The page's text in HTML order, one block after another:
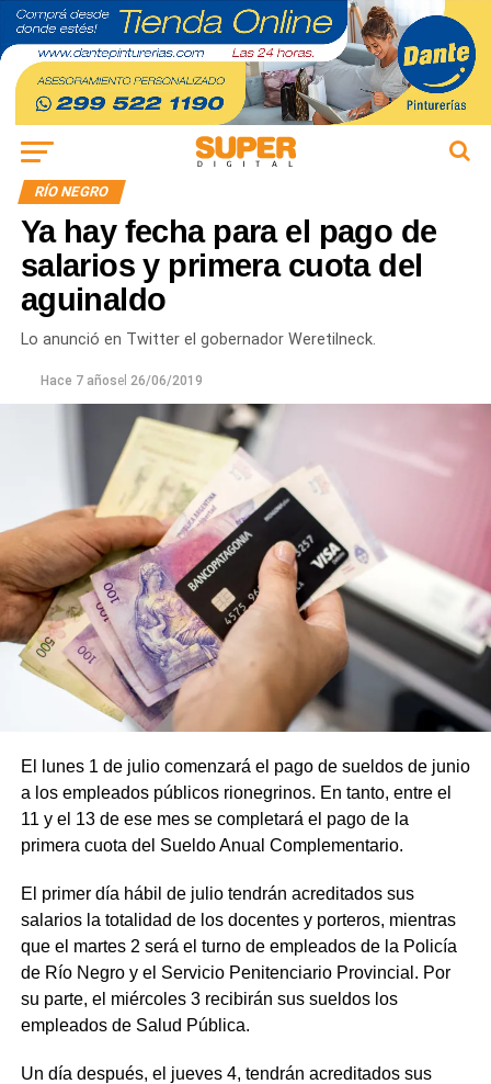
RÍO NEGRO
Ya hay fecha para el pago de
salarios y primera cuota del
aguinaldo
Lo anunció en Twitter el gobernador Weretilneck.
Hace 7 añosel 26/06/2019
El lunes 1 de julio comenzará el pago de sueldos de junio
a los empleados públicos rionegrinos. En tanto, entre el
11 y el 13 de ese mes se completará el pago de la
primera cuota del Sueldo Anual Complementario.
El primer día hábil de julio tendrán acreditados sus
salarios la totalidad de los docentes y porteros, mientras
que el martes 2 será el turno de empleados de la Policía
de Río Negro y el Servicio Penitenciario Provincial. Por
su parte, el miércoles 3 recibirán sus sueldos los
empleados de Salud Pública.
Un día después, el jueves 4, tendrán acreditados sus